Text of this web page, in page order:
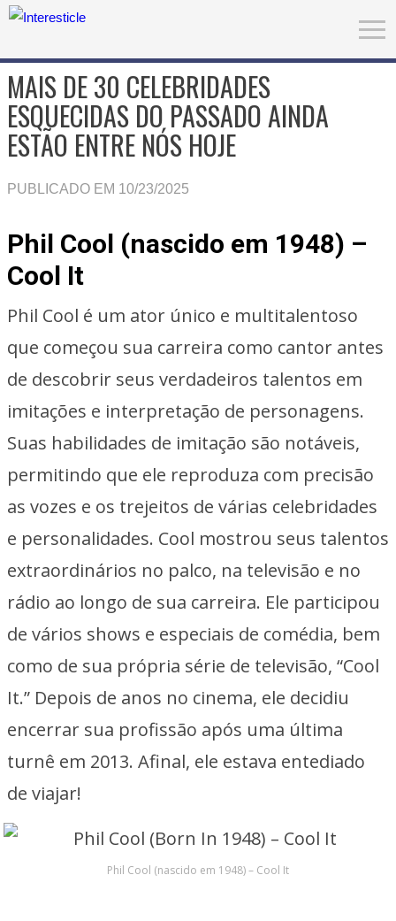
MAIS DE 30 CELEBRIDADES
ESQUECIDAS DO PASSADO AINDA
ESTÃO ENTRE NÓS HOJE
PUBLICADO EM 10/23/2025
Phil Cool (nascido em 1948) –
Cool It
Phil Cool é um ator único e multitalentoso
que começou sua carreira como cantor antes
de descobrir seus verdadeiros talentos em
imitações e interpretação de personagens.
Suas habilidades de imitação são notáveis,
permitindo que ele reproduza com precisão
as vozes e os trejeitos de várias celebridades
e personalidades. Cool mostrou seus talentos
extraordinários no palco, na televisão e no
rádio ao longo de sua carreira. Ele participou
de vários shows e especiais de comédia, bem
como de sua própria série de televisão, “Cool
It.” Depois de anos no cinema, ele decidiu
encerrar sua profissão após uma última
turnê em 2013. Afinal, ele estava entediado
de viajar!
Phil Cool (nascido em 1948) – Cool It